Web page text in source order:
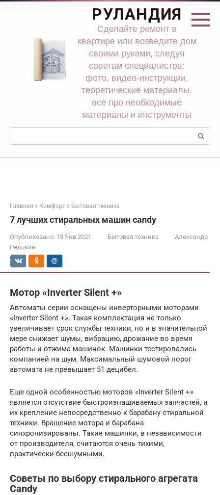
Перейти
РУЛАНДИЯ
Сделайте ремонт в
квартире или возведите дом
своими руками, следуя
советам специалистов:
фото, видео-инструкции,
теоретические материалы,
все про необходимые
материалы и инструменты
Поиск:
Главная » Комфорт » Бытовая техника
7 лучших стиральных машин candy
Опубликовано: 13 Янв 2021 Бытовая техника
Александр
Редькин
Мотор «Inverter Silent +»
Автоматы серии оснащены инверторными моторами
«Inverter Silent +». Такая комплектация не только
увеличивает срок службы техники, но и в значительной
мере снижает шумы, вибрацию, дрожание во время
работы и отжима машинок. Машинки тестировались
компанией на шум. Максимальный шумовой порог
автомата не превышает 51 децибел.
Еще одной особенностью моторов «Inverter Silent +»
является отсутствие быстроизнашиваемых запчастей, и
их крепление непосредственно к барабану стиральной
техники. Вращение мотора и барабана
синхронизированы. Такие машинки, в независимости
от производителя, считаются очень тихими,
практически бесшумными.
Советы по выбору стирального агрегата
Candy